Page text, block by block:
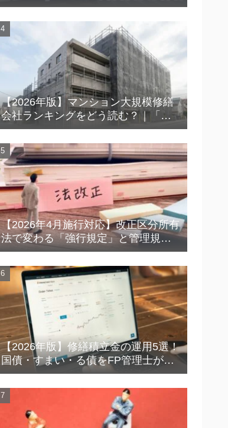
られざる魅力とは？
【2026年版】マンション大規模修繕
会社ランキングをどう読む？｜「上
位＝安心」ではない時代の見極め方
【2026年4月施行対応】改正区分所有
法で変わる「強行規定」と管理規約
｜総会・規約改定で今すぐ確認した
いポイント
【2026年版】修繕積立金の運用5選！
国債・すまい・る債をFP管理士が徹
底比較